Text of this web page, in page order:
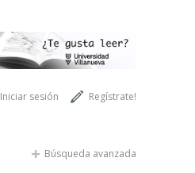
Regístrate!
Iniciar sesión
Búsqueda avanzada